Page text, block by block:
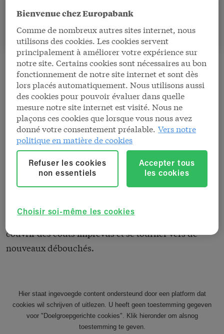
Au-delà des chiffres, une
histoire
Certains de ses clients lui payant en retard, Pascal a
accumulé 26.542 euros de dettes fournisseurs. Sa
banque habituelle ne voulait plus l'aider, mais chez
Europabank, nous allons plus loin. Nous avons
proposé à Pascal un prêt à court terme pour combler
manière, il a pu payer ses fournisseurs à temps,
couvrir des coûts imprévus et se tourner vers de
nouveaux débouchés.
Bienvenue chez Europabank
Comme de nombreux autres sites internet, nous
utilisons des cookies. Les cookies servent
principalement à améliorer votre expérience sur
notre site. Certains cookies sont nécessaires au bon
fonctionnement de notre site internet et sont dès
lors placés automatiquement. Nous utilisons aussi
des cookies pour pouvoir évaluer dans quelle
mesure notre site internet est visité. Nous ne
plaçons ces cookies que lorsque vous nous avez
donné votre consentement préalable. Vers notre
politique en matière de cookies
Choisir soi-même les cookies
Refuser les cookies
non essentiels
Accepter tous
les cookies